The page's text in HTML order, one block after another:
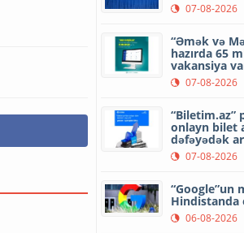
07-08-2026
“Əmək və
hazırda 65
vakansiya
07-08-2026
“Biletim.az”
onlayn bilet
dəfəyədək
07-08-2026
“Google”un
Hindistanda
06-08-2026